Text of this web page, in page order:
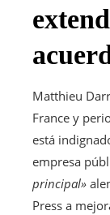
Matthieu
France y
está
empresa
principal»
Press a